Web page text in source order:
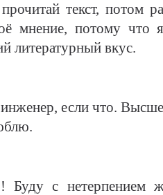
текст, потом
мнение, потому что
литературный вкус.
если что.
Буду с нетерпением